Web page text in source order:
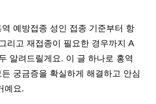
예방접종 성인 접종 기준부터 항
리고 재접종이 필요한 경우까지 A
알려드릴게요. 이 글 하나로 홍역
궁금증을 확실하게 해결하고 안심
예요.